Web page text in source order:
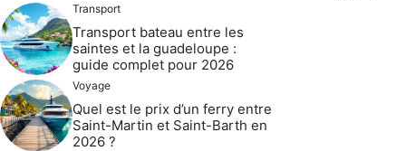
Transport
Transport bateau entre les
saintes et la guadeloupe :
guide complet pour 2026
Voyage
Quel est le prix d’un ferry entre
Saint-Martin et Saint-Barth en
2026 ?